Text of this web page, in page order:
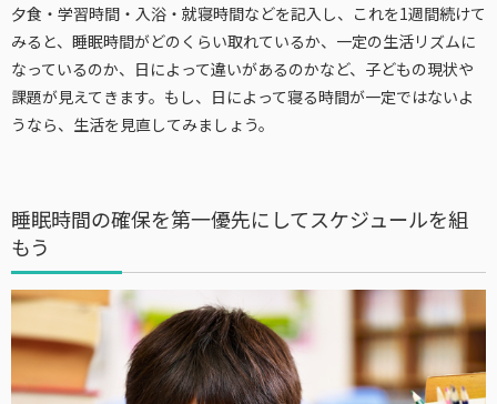
夕食・学習時間・入浴・就寝時間などを記入し、これを1週間続けて
みると、睡眠時間がどのくらい取れているか、一定の生活リズムに
なっているのか、日によって違いがあるのかなど、子どもの現状や
課題が見えてきます。もし、日によって寝る時間が一定ではないよ
うなら、生活を見直してみましょう。
睡眠時間の確保を第一優先にしてスケジュールを組
もう